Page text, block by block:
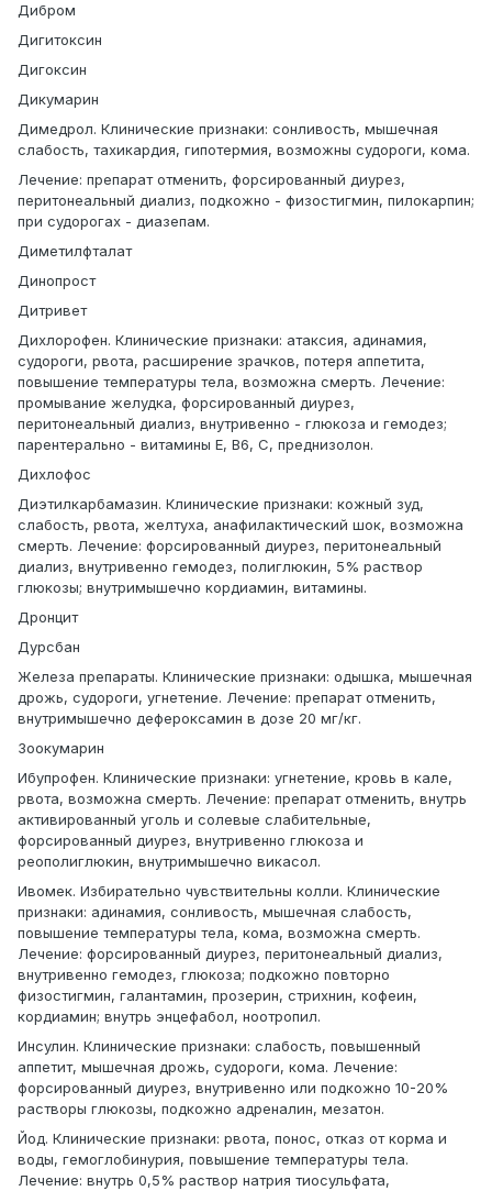
Дибром
Дигитоксин
Дигоксин
Дикумарин
Димедрол. Клинические признаки: сонливость, мышечная
слабость, тахикардия, гипотермия, возможны судороги, кома.
Лечение: препарат отменить, форсированный диурез,
перитонеальный диализ, подкожно - физостигмин, пилокарпин;
при судорогах - диазепам.
Диметилфталат
Динопрост
Дитривет
Дихлорофен. Клинические признаки: атаксия, адинамия,
судороги, рвота, расширение зрачков, потеря аппетита,
повышение температуры тела, возможна смерть. Лечение:
промывание желудка, форсированный диурез,
перитонеальный диализ, внутривенно - глюкоза и гемодез;
парентерально - витамины Е, В6, С, преднизолон.
Дихлофос
Диэтилкарбамазин. Клинические признаки: кожный зуд,
слабость, рвота, желтуха, анафилактический шок, возможна
смерть. Лечение: форсированный диурез, перитонеальный
диализ, внутривенно гемодез, полиглюкин, 5% раствор
глюкозы; внутримышечно кордиамин, витамины.
Дронцит
Дурсбан
Железа препараты. Клинические признаки: одышка, мышечная
дрожь, судороги, угнетение. Лечение: препарат отменить,
внутримышечно дефероксамин в дозе 20 мг/кг.
Зоокумарин
Ибупрофен. Клинические признаки: угнетение, кровь в кале,
рвота, возможна смерть. Лечение: препарат отменить, внутрь
активированный уголь и солевые слабительные,
форсированный диурез, внутривенно глюкоза и
реополиглюкин, внутримышечно викасол.
Ивомек. Избирательно чувствительны колли. Клинические
признаки: адинамия, сонливость, мышечная слабость,
повышение температуры тела, кома, возможна смерть.
Лечение: форсированный диурез, перитонеальный диализ,
внутривенно гемодез, глюкоза; подкожно повторно
физостигмин, галантамин, прозерин, стрихнин, кофеин,
кордиамин; внутрь энцефабол, ноотропил.
Инсулин. Клинические признаки: слабость, повышенный
аппетит, мышечная дрожь, судороги, кома. Лечение:
форсированный диурез, внутривенно или подкожно 10-20%
растворы глюкозы, подкожно адреналин, мезатон.
Йод. Клинические признаки: рвота, понос, отказ от корма и
воды, гемоглобинурия, повышение температуры тела.
Лечение: внутрь 0,5% раствор натрия тиосульфата,